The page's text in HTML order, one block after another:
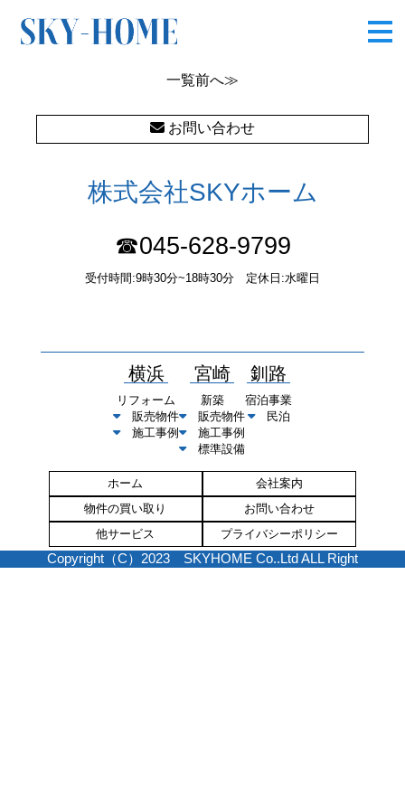
OLYMPUS DIGITAL CAMERA
一覧前へ≫
お問い合わせ
株式会社SKYホーム
☎045-628-9799
受付時間:9時30分~18時30分 定休日:水曜日
横浜
リフォーム
販売物件
施工事例
宮崎
新築
販売物件
施工事例
標準設備
釧路
宿泊事業
民泊
ホーム
会社案内
物件の買い取り
お問い合わせ
他サービス
プライバシーポリシー
Copyright（C）2023 SKYHOME Co..Ltd ALL Right